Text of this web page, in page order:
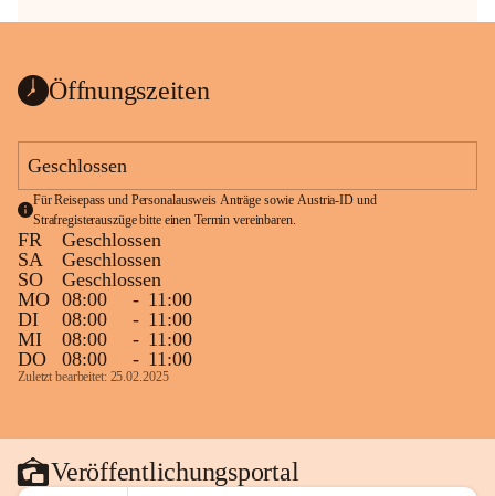
Öffnungszeiten
Geschlossen
Für Reisepass und Personalausweis Anträge sowie Austria-ID und
Strafregisterauszüge bitte einen Termin vereinbaren.
FR
Geschlossen
SA
Geschlossen
SO
Geschlossen
MO 08:00 - 11:00
DI
08:00 - 11:00
MI
08:00 - 11:00
DO
08:00 - 11:00
Zuletzt bearbeitet: 25.02.2025
Veröffentlichungsportal